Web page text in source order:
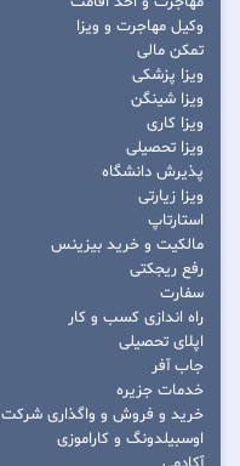
وکیل مهاجرت و ویزا
تمکن مالی
ویزا پزشکی
ویزا شینگن
ویزا کاری
ویزا تحصیلی
پذیرش دانشگاه
ویزا زیارتی
استارتاپ
مالکیت و خرید بیزینس
رفع ریجکتی
سفارت
راه اندازی کسب و کار
اپلای تحصیلی
جاب آفر
خدمات جزیره
خرید و فروش و واگذاری شرکت
اوسبیلدونگ و کاراموزی